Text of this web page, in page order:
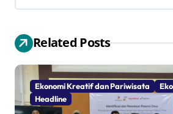
p
o
s
Related Posts
Ekonomi Kreatif dan Pariwisata
Headline